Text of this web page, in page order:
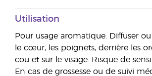
Utilisation
Pour usage aromatique. Diffuser
le cœur, les poignets, derrière les
cou et sur le visage. Risque de
En cas de grossesse ou de suivi